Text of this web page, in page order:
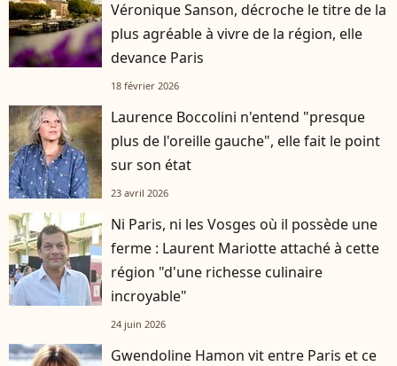
Véronique Sanson, décroche le titre de la
plus agréable à vivre de la région, elle
devance Paris
18 février 2026
Laurence Boccolini n'entend "presque
plus de l'oreille gauche", elle fait le point
sur son état
23 avril 2026
Ni Paris, ni les Vosges où il possède une
ferme : Laurent Mariotte attaché à cette
région "d'une richesse culinaire
incroyable"
24 juin 2026
Gwendoline Hamon vit entre Paris et ce